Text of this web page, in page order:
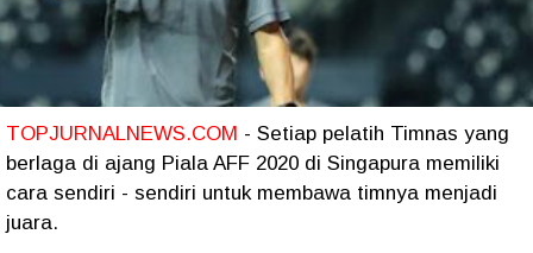
TOPJURNALNEWS.COM - Setiap pelatih Timnas yang
berlaga di ajang Piala AFF 2020 di Singapura memiliki
cara sendiri - sendiri untuk membawa timnya menjadi
juara.